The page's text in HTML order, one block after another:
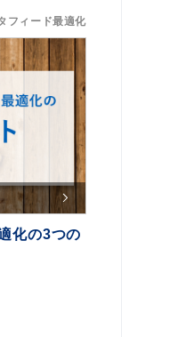
フィード最適化
化の3つの